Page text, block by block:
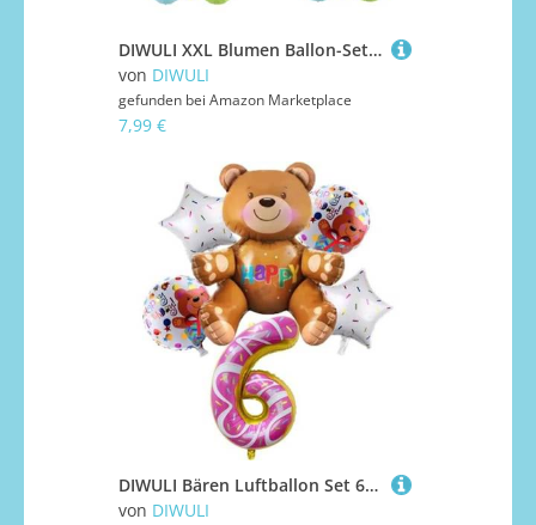
DIWULI XXL Blumen Ballon-Set 3 Stück - Bunte Flower Party
von DIWULI
gefunden bei Amazon Marketplace
7,99 €
DIWULI Bären Luftballon Set 6 Jahre - Teddy-Bär Deko XL
von DIWULI